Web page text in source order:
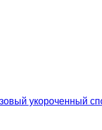
укороченный